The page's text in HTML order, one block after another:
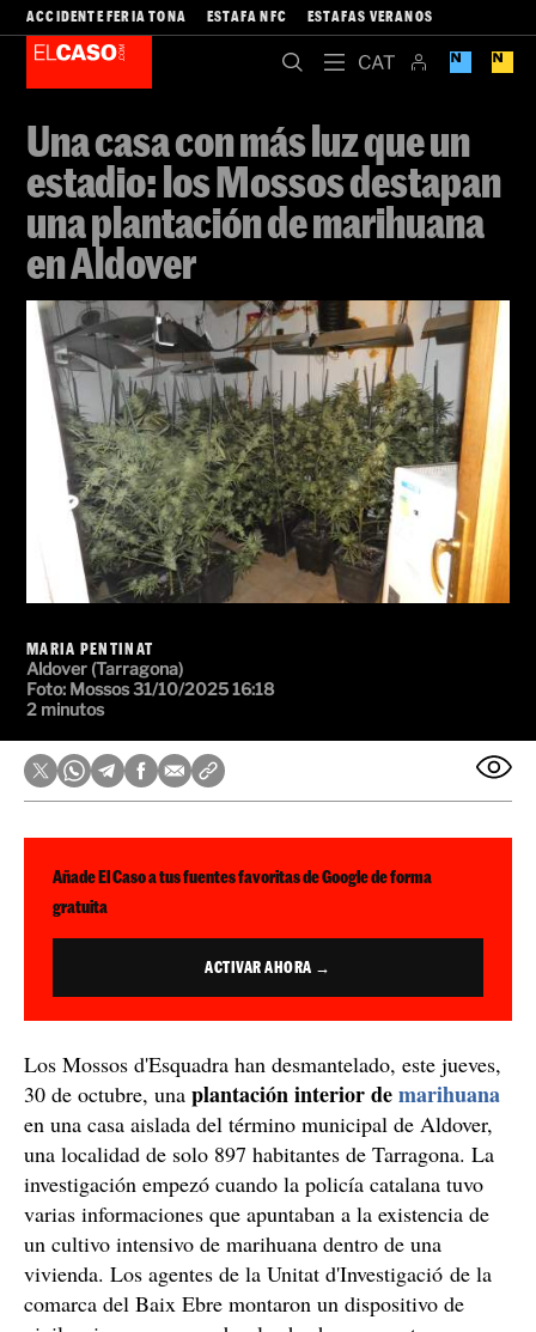
ACCIDENTE FERIA TONA ESTAFA NFC ESTAFAS VERANOS
Una casa con más luz que un
estadio: los Mossos destapan
una plantación de marihuana
en Aldover
MARIA PENTINAT
Aldover (Tarragona)
Foto: Mossos31/10/2025 16:18
2 minutos
Añade El Caso a tus fuentes favoritas de Google de forma
gratuita
ACTIVAR AHORA →
Los Mossos d'Esquadra han desmantelado, este jueves,
30 de octubre, una plantación interior demarihuana
en una casa aislada del término municipal de Aldover,
una localidad de solo 897 habitantes de Tarragona. La
investigación empezó cuando la policía catalana tuvo
varias informaciones que apuntaban a la existencia de
un cultivo intensivo de marihuana dentro de una
vivienda. Los agentes de la Unitat d'Investigació de la
comarca del Baix Ebre montaron un dispositivo de